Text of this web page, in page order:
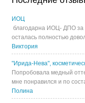
ИОЦ
благодарна ИОЦ- ДПО за
осталась полностью
Виктория
"Ирида-Нева",
Попробовала медный
мне понравился и по
Полина